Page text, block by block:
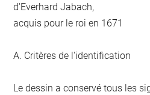
d'Everhard Jabach,
acquis pour le roi en 1671
A. Critères de l'identification
Le dessin a conservé tous les